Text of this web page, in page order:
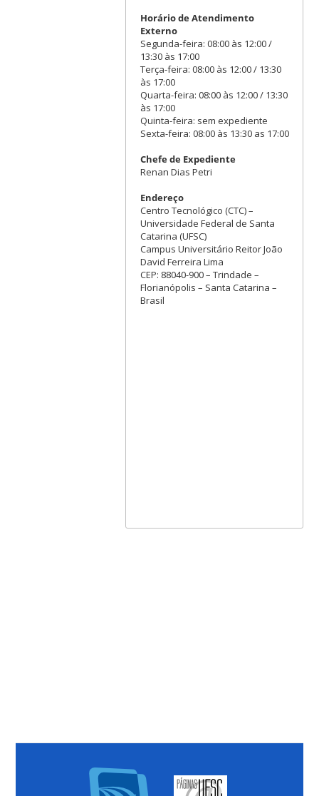
Horário de Atendimento
Externo
Segunda-feira: 08:00 às 12:00 /
13:30 às 17:00
Terça-feira: 08:00 às 12:00 / 13:30
às 17:00
Quarta-feira: 08:00 às 12:00 / 13:30
às 17:00
Quinta-feira: sem expediente
Sexta-feira: 08:00 às 13:30 as 17:00
Chefe de Expediente
Renan Dias Petri
Endereço
Centro Tecnológico (CTC) –
Universidade Federal de Santa
Catarina (UFSC)
Campus Universitário Reitor João
David Ferreira Lima
CEP: 88040-900 – Trindade –
Florianópolis – Santa Catarina –
Brasil